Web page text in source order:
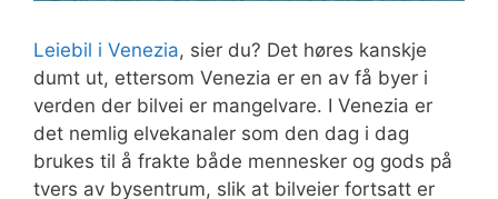
Leiebil i Venezia, sier du? Det høres kanskje
dumt ut, ettersom Venezia er en av få byer i
verden der bilvei er mangelvare. I Venezia er
det nemlig elvekanaler som den dag i dag
brukes til å frakte både mennesker og gods på
tvers av bysentrum, slik at bilveier fortsatt er